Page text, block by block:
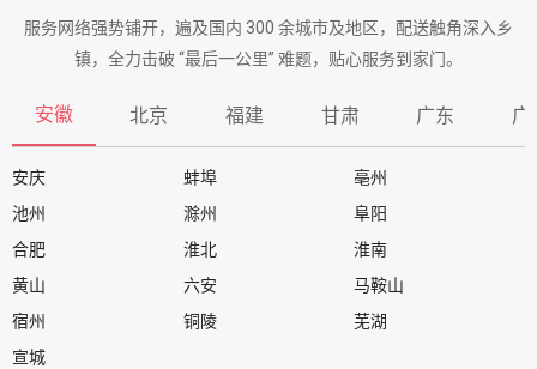
服务网络强势铺开，遍及国内 300 余城市及地区，配送触角深入乡
镇，全力击破 “最后一公里” 难题，贴心服务到家门。
安徽 北京 福建 甘肃 广东 广
安庆 蚌埠
亳州
池州
滁州
阜阳
合肥
淮北
淮南
黄山
六安
马鞍山
宿州
铜陵
芜湖
宣城